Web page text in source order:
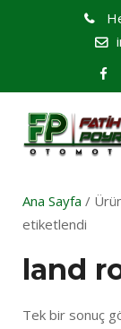
Ana Sayfa /
etiketlendi
land
Tek bir sonuç